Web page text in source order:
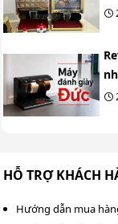
HỖ TRỢ KHÁCH
Hướng dẫn mua